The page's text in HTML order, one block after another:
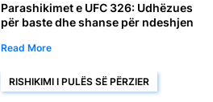
Parashikimet e UFC 326: Udhëzues
për baste dhe shanse për ndeshjen
Read More
RISHIKIMI I PULËS SË PËRZIER